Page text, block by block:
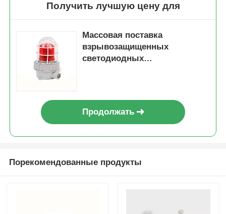
Получить лучшую цену для
Массовая поставка
взрывозащищенных
светодиодных
Продолжать
Порекомендованные продукты